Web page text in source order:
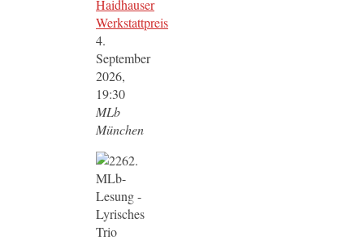
Haidhauser
Werkstattpreis
4.
September
2026,
19:30
MLb
München